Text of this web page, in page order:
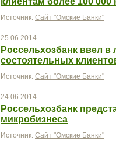
Источник: Сайт "Омские Банки"
25.06.2014
Россельхозбанк ввел
состоятельных
Источник: Сайт "Омские Банки"
24.06.2014
Россельхозбанк
микробизнеса
Источник: Сайт "Омские Банки"